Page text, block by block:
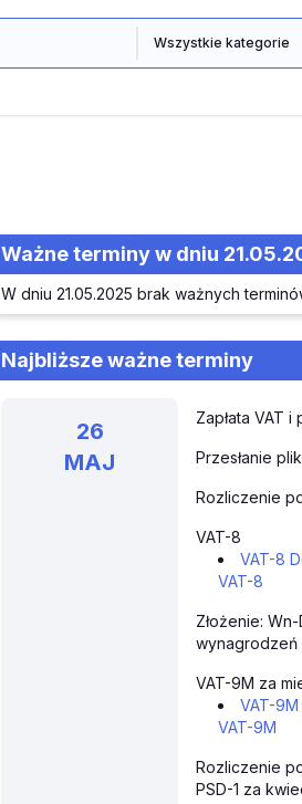
Ważne terminy w dniu
W dniu 21.05.2025 brak ważnych
Najbliższe ważne terminy
26
MAJ
Zapłata VAT
Przesłanie
Rozliczenie
VAT-8
VAT-8
VAT-8
Złożenie:
wynagrodzeń
VAT-9M za
VAT-
VAT-9M
Rozliczenie
PSD-1 za